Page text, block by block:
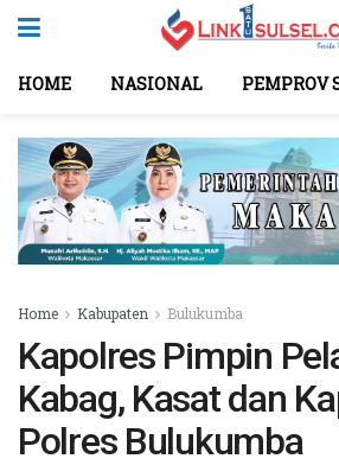
HOME NASIONAL PEMPROV
Home Kabupaten Bulukumba
Kapolres Pimpin
Kabag, Kasat dan
Polres Bulukumba